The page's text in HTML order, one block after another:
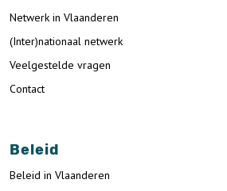
Netwerk in Vlaanderen
(Inter)nationaal netwerk
Veelgestelde vragen
Contact
Beleid
Beleid in Vlaanderen